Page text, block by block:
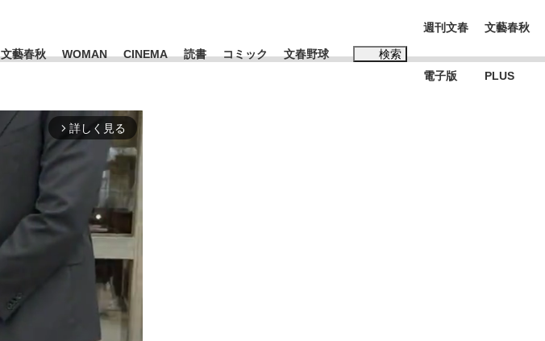
日本生まれのK-POPアイドルたち
文藝春秋 WOMAN CINEMA 読書 コミック 文春野球 検索
#森岡毅 #城彰二 #内田有紀
週刊文春
電子版
文藝春秋
PLUS
arrow_forward_ios 詳しく見る